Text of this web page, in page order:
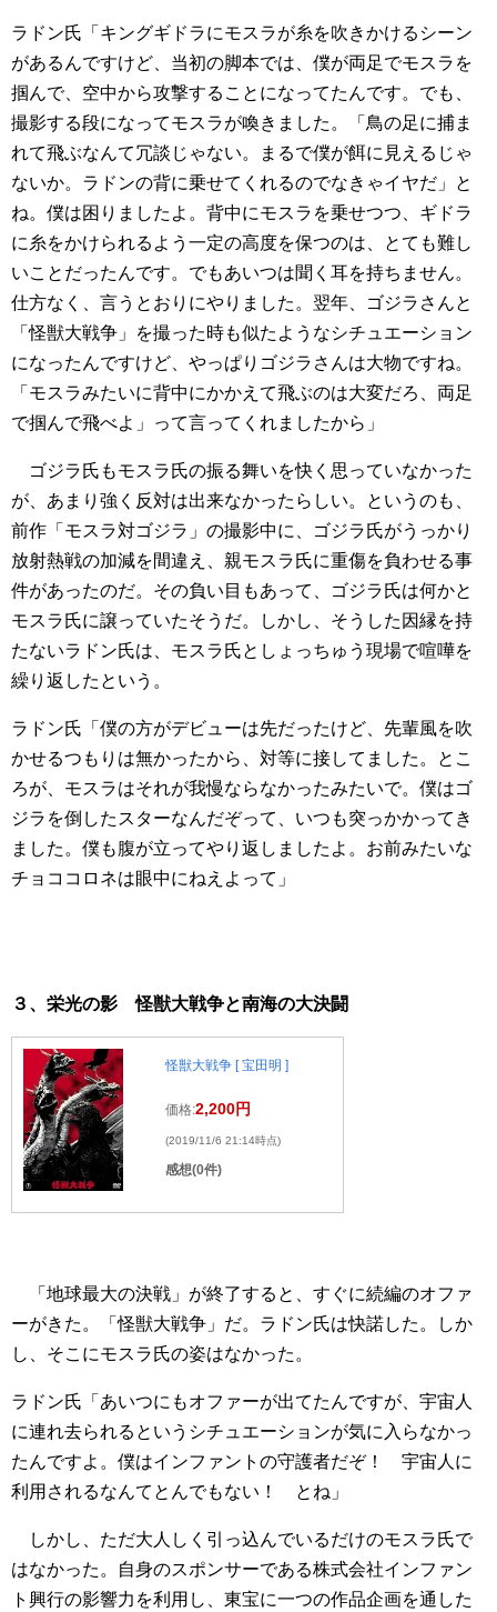
ラドン氏「キングギドラにモスラが糸を吹きかけるシーン
があるんですけど、当初の脚本では、僕が両足でモスラを
掴んで、空中から攻撃することになってたんです。でも、
撮影する段になってモスラが喚きました。「鳥の足に捕ま
れて飛ぶなんて冗談じゃない。まるで僕が餌に見えるじゃ
ないか。ラドンの背に乗せてくれるのでなきゃイヤだ」と
ね。僕は困りましたよ。背中にモスラを乗せつつ、ギドラ
に糸をかけられるよう一定の高度を保つのは、とても難し
いことだったんです。でもあいつは聞く耳を持ちません。
仕方なく、言うとおりにやりました。翌年、ゴジラさんと
「怪獣大戦争」を撮った時も似たようなシチュエーション
になったんですけど、やっぱりゴジラさんは大物ですね。
「モスラみたいに背中にかかえて飛ぶのは大変だろ、両足
で掴んで飛べよ」って言ってくれましたから」
ゴジラ氏もモスラ氏の振る舞いを快く思っていなかった
が、あまり強く反対は出来なかったらしい。というのも、
前作「モスラ対ゴジラ」の撮影中に、ゴジラ氏がうっかり
放射熱戦の加減を間違え、親モスラ氏に重傷を負わせる事
件があったのだ。その負い目もあって、ゴジラ氏は何かと
モスラ氏に譲っていたそうだ。しかし、そうした因縁を持
たないラドン氏は、モスラ氏としょっちゅう現場で喧嘩を
繰り返したという。
ラドン氏「僕の方がデビューは先だったけど、先輩風を吹
かせるつもりは無かったから、対等に接してました。とこ
ろが、モスラはそれが我慢ならなかったみたいで。僕はゴ
ジラを倒したスターなんだぞって、いつも突っかかってき
ました。僕も腹が立ってやり返しましたよ。お前みたいな
チョココロネは眼中にねえよって」
３、栄光の影 怪獣大戦争と南海の大決闘
怪獣大戦争 [ 宝田明 ]
価格:2,200円
(2019/11/6 21:14時点)
感想(0件)
「地球最大の決戦」が終了すると、すぐに続編のオファ
ーがきた。「怪獣大戦争」だ。ラドン氏は快諾した。しか
し、そこにモスラ氏の姿はなかった。
ラドン氏「あいつにもオファーが出てたんですが、宇宙人
に連れ去られるというシチュエーションが気に入らなかっ
たんですよ。僕はインファントの守護者だぞ！ 宇宙人に
利用されるなんてとんでもない！ とね」
しかし、ただ大人しく引っ込んでいるだけのモスラ氏で
はなかった。自身のスポンサーである株式会社インファン
ト興行の影響力を利用し、東宝に一つの作品企画を通した